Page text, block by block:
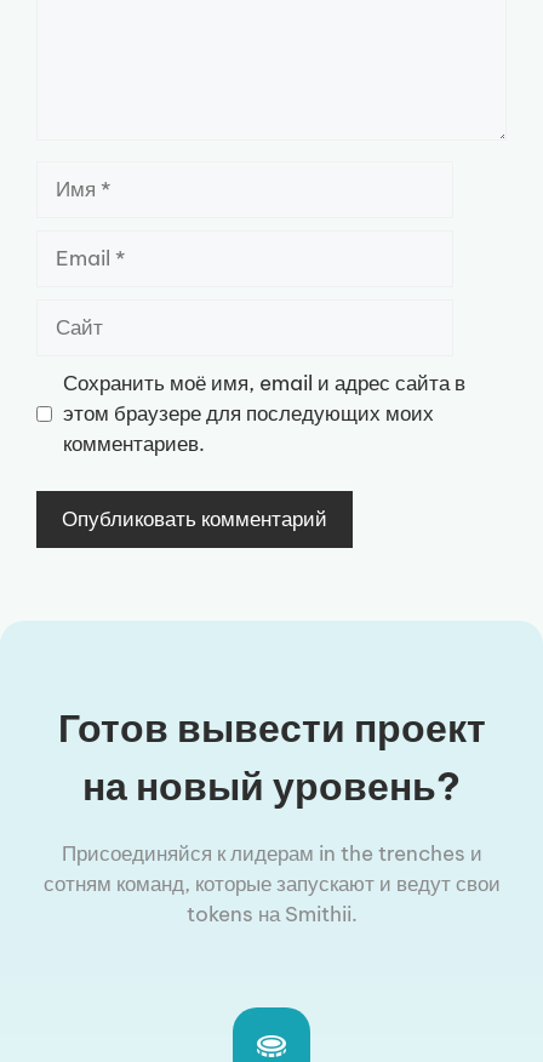
Сохранить моё имя, email и адрес сайта в
этом браузере для последующих моих
комментариев.
Готов вывести проект
на новый уровень?
Присоединяйся к лидерам in the trenches и
сотням команд, которые запускают и ведут свои
tokens на Smithii.